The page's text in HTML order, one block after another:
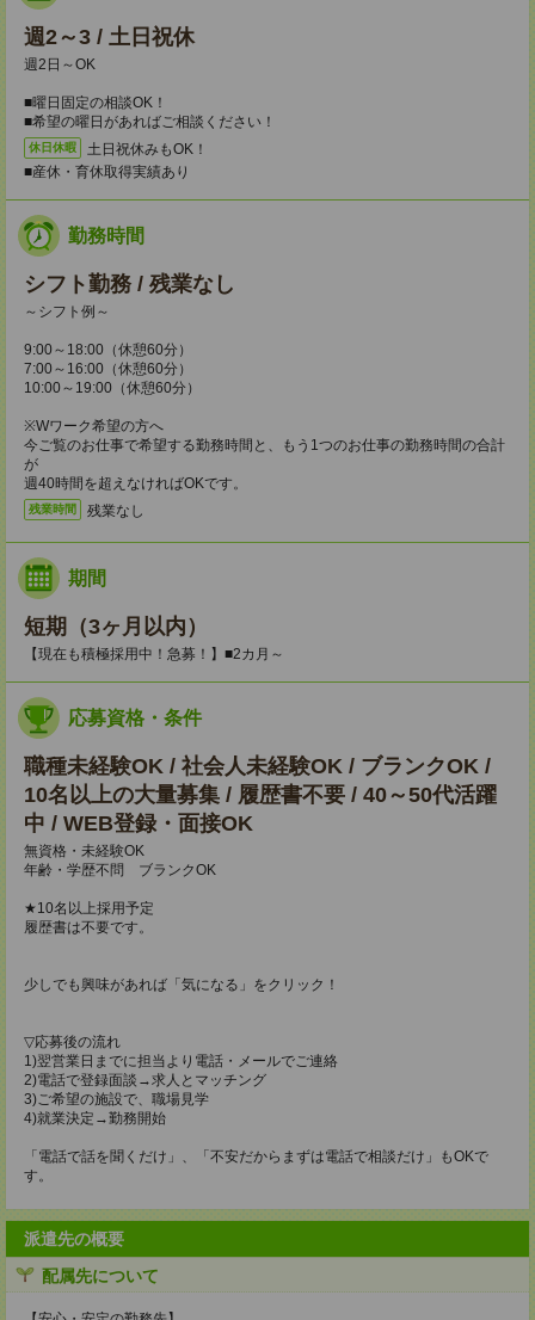
週2～3 / 土日祝休
週2日～OK
■曜日固定の相談OK！
■希望の曜日があればご相談ください！
休日休暇
土日祝休みもOK！
■産休・育休取得実績あり
勤務時間
シフト勤務 / 残業なし
～シフト例～
9:00～18:00（休憩60分）
7:00～16:00（休憩60分）
10:00～19:00（休憩60分）
※Wワーク希望の方へ
今ご覧のお仕事で希望する勤務時間と、もう1つのお仕事の勤務時間の合計
が
週40時間を超えなければOKです。
残業時間 残業なし
期間
短期（3ヶ月以内）
【現在も積極採用中！急募！】■2カ月～
応募資格・条件
職種未経験OK / 社会人未経験OK / ブランクOK /
10名以上の大量募集 / 履歴書不要 / 40～50代活躍
中 / WEB登録・面接OK
無資格・未経験OK
年齢・学歴不問 ブランクOK
★10名以上採用予定
履歴書は不要です。
少しでも興味があれば「気になる」をクリック！
▽応募後の流れ
1)翌営業日までに担当より電話・メールでご連絡
2)電話で登録面談→求人とマッチング
3)ご希望の施設で、職場見学
4)就業決定→勤務開始
「電話で話を聞くだけ」、「不安だからまずは電話で相談だけ」もOKで
す。
派遣先の概要
配属先について